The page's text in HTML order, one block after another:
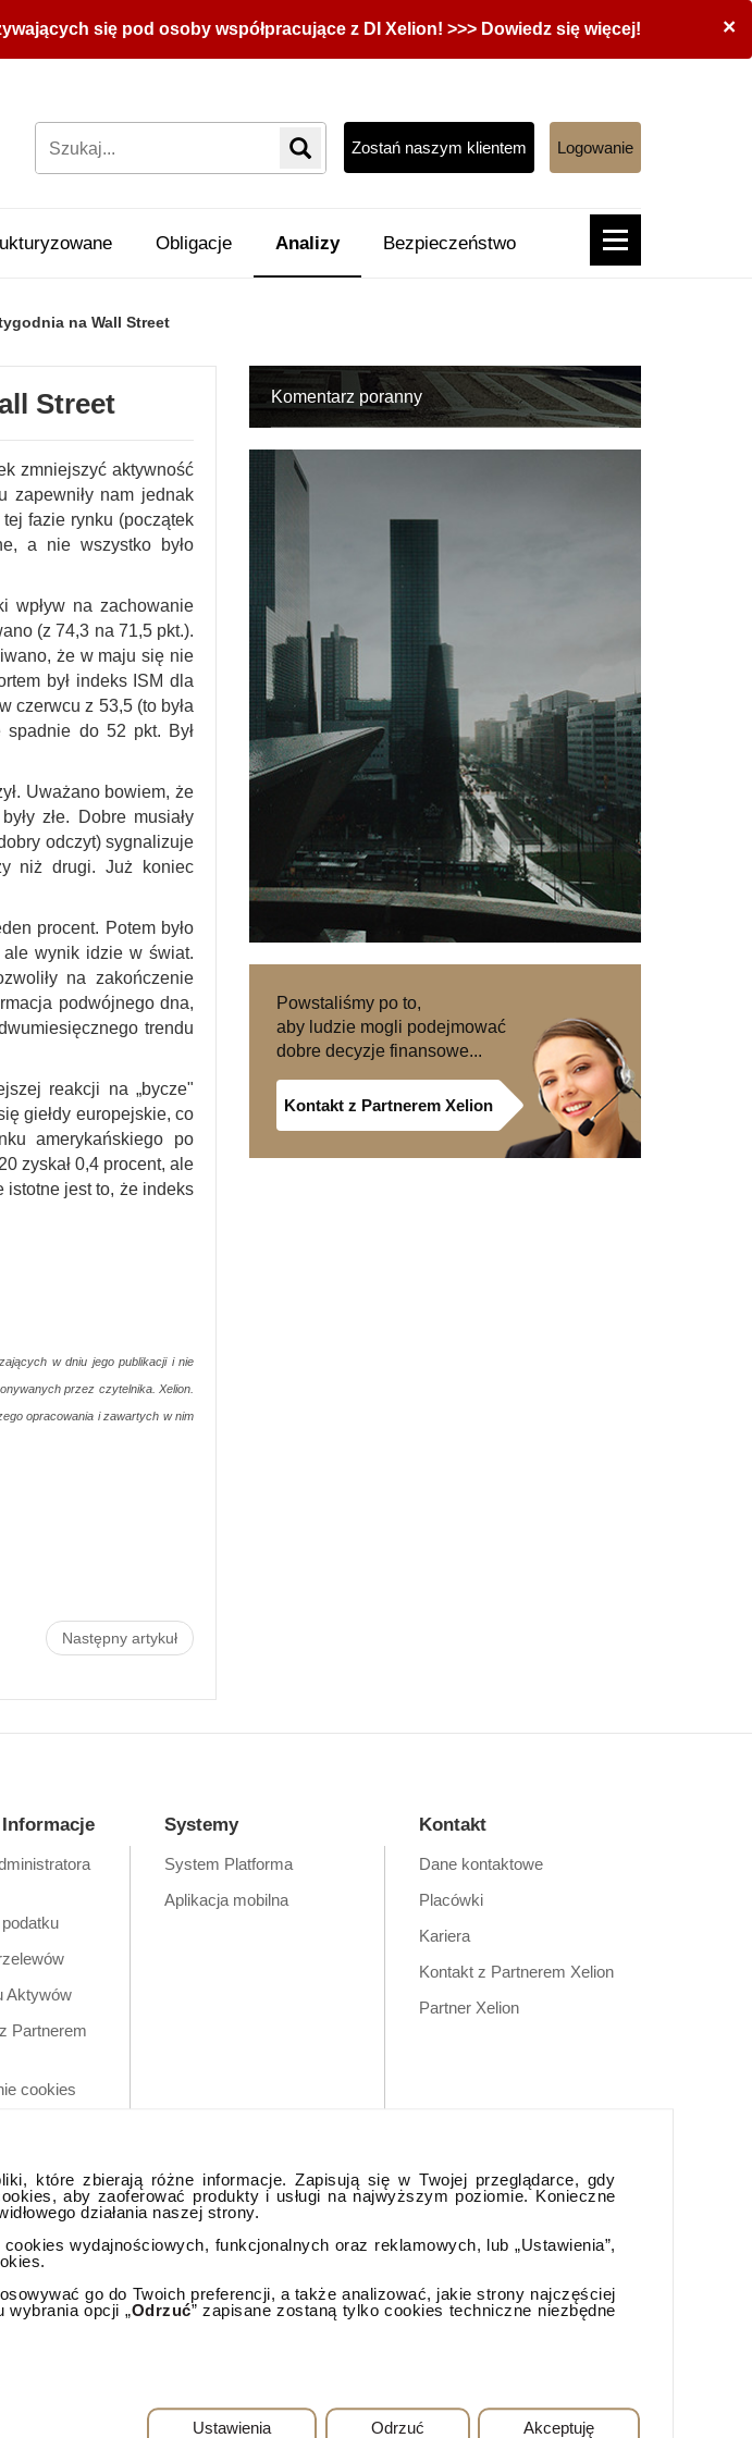
które zbierają różne informacje. Zapisują się w Twojej przeglądarce, gdy
aby zaoferować produkty i usługi na najwyższym poziomie. Konieczne
działania naszej strony.
wydajnościowych, funkcjonalnych oraz reklamowych, lub „Ustawienia”,
go do Twoich preferencji, a także analizować, jakie strony najczęściej
opcji „Odrzuć” zapisane zostaną tylko cookies techniczne niezbędne
Akceptuję
Ustawienia Odrzuć
×
się pod osoby współpracujące z DI Xelion! >>> Dowiedz się więcej!
Zostań naszym klientem Logowanie
Obligacje Analizy Bezpieczeństwo
na Wall Street
Street
zmniejszyć aktywność
zapewniły nam jednak
fazie rynku (początek
a nie wszystko było
wpływ na zachowanie
(z 74,3 na 71,5 pkt.).
że w maju się nie
był indeks ISM dla
czerwcu z 53,5 (to była
do 52 pkt. Był
Uważano bowiem, że
złe. Dobre musiały
odczyt) sygnalizuje
niż drugi. Już koniec
procent. Potem było
ale wynik idzie w świat.
na zakończenie
podwójnego dna,
trendu
reakcji na „bycze"
giełdy europejskie, co
amerykańskiego po
zyskał 0,4 procent, ale
istotne jest to, że indeks
w dniu jego publikacji i nie
przez czytelnika. Xelion.
opracowania i zawartych w nim
Następny artykuł
Komentarz poranny
Powstaliśmy po to,
aby ludzie mogli podejmować
dobre decyzje finansowe...
Kontakt z Partnerem Xelion
Aktywów
Partnerem
cookies
Systemy
System Platforma
Aplikacja mobilna
Kontakt
Dane kontaktowe
Placówki
Kariera
Kontakt z Partnerem Xelion
Partner Xelion